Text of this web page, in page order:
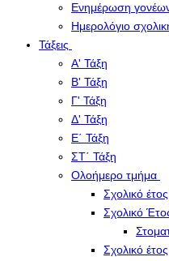
Ενημέρωση
Ημερολόγιο
Τάξεις
Α' Τάξη
Β' Τάξη
Γ' Τάξη
Δ' Τάξη
Ε΄ Τάξη
ΣΤ΄ Τάξη
Ολοήμερο τμήμα
Σχολικό
Σχολικό
Σχολικό